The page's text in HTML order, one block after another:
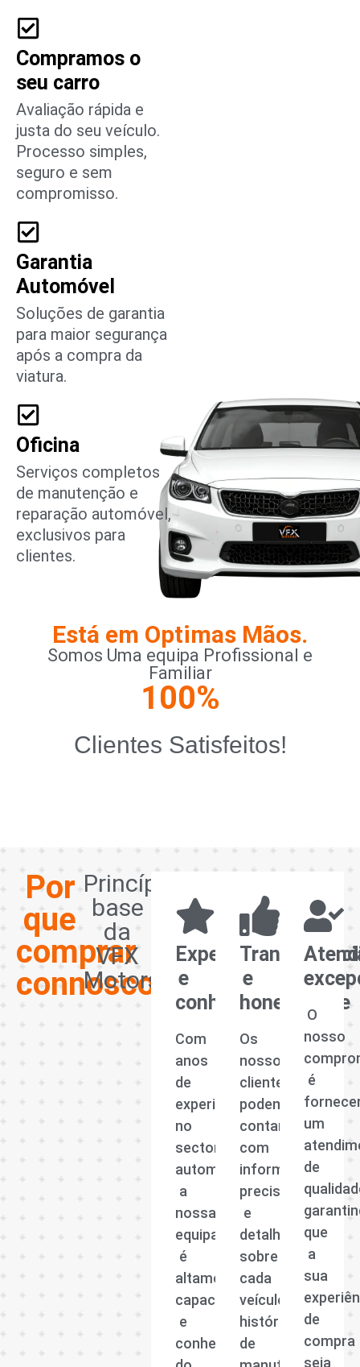
Compramos o
seu carro
Avaliação rápida e
justa do seu veículo.
Processo simples,
seguro e sem
compromisso.
Garantia
Automóvel
Soluções de garantia
para maior segurança
após a compra da
viatura.
Oficina
Serviços completos
de manutenção e
reparação automóvel,
exclusivos para
clientes.
Está em Optimas Mãos.
Somos Uma equipa Profissional e
Familiar
Clientes Satisfeitos!
100%
Por
que
comprar
connosco?
Princípios
base
da
VFX
Motors
Experiência
e
conhecimento
Com
anos
de
experiência
no
sector
automóvel,
a
nossa
equipa
é
altamente
capacitada
e
conhecedora
e
honestidade
Os
nossos
clientes
podem
contar
com
informações
precisas
e
detalhadas
sobre
cada
veículo,
histórico
de
O
nosso
é
um
de
que
a
sua
de
compra
seja